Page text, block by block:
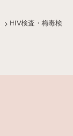
HIV検査・梅毒検